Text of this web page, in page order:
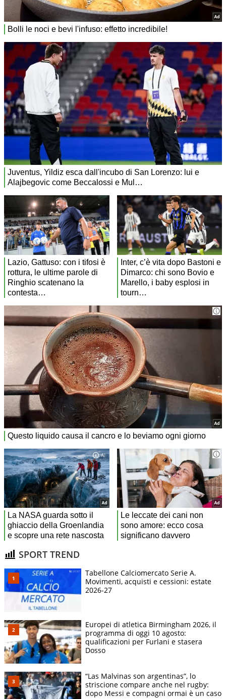
SPORT TREND
Tabellone Calciomercato Serie A.
Movimenti, acquisti e cessioni: estate
2026-27
Europei di atletica Birmingham 2026, il
programma di oggi 10 agosto:
qualificazioni per Furlani e stasera
Dosso
“Las Malvinas son argentinas”, lo
striscione compare anche nel rugby:
dopo Messi e compagni ormai è un caso